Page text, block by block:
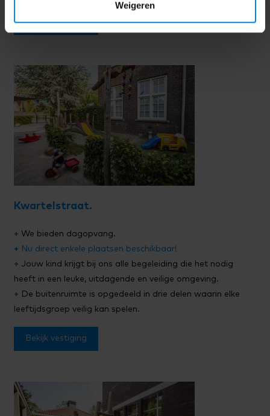
Weigeren
Bekijk vestiging
Kwartelstraat.
+ We bieden dagopvang.
+ Nu direct enkele plaatsen beschikbaar!
+ Jouw kind krijgt bij ons alle begeleiding die het nodig
heeft in een leuke, uitdagende en veilige omgeving.
+ De buitenruimte is opgedeeld in drie delen waarin elke
leeftijdsgroep veilig kan spelen.
Bekijk vestiging